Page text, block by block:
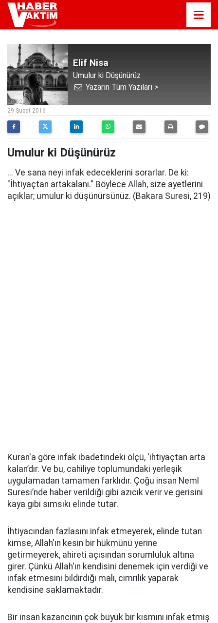
Elif Nisa
Umulur ki Düşünürüz
Yazarın Tüm Yazıları >
00:02
29 Şubat 2016
Umulur ki Düşünürüz
... Ve sana neyi infak edeceklerini sorarlar. De ki:
"İhtiyaçtan artakalanı." Böylece Allah, size ayetlerini
açıklar; umulur ki düşünürsünüz. (Bakara Suresi, 219)
Kuran'a göre infak ibadetindeki ölçü, ‘ihtiyaçtan arta
kalan’dır. Ve bu, cahiliye toplumundaki yerleşik
uygulamadan tamamen farklıdır. Çoğu insan Neml
Suresi’nde haber verildiği gibi azıcık verir ve gerisini
kaya gibi sımsıkı elinde tutar.
İhtiyacından fazlasını infak etmeyerek, elinde tutan
kimse, Allah'ın kesin bir hükmünü yerine
getirmeyerek, ahireti açısından sorumluluk altına
girer. Çünkü Allah'ın kendisini denemek için verdiği ve
infak etmesini bildirdiği malı, cimrilik yaparak
kendisine saklamaktadır.
Bir insan kazancının çok büyük bir kısmını infak etmiş